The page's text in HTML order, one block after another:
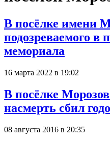
В посёлке имени
подозреваемого в
мемориала
16 марта 2022 в 19:02
В посёлке
насмерть сбил
08 августа 2016 в 20:35